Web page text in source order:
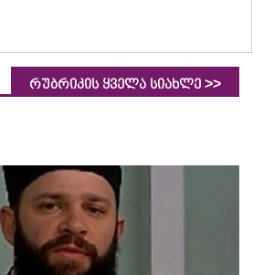
რუბრიკის ყველა სიახლე >>